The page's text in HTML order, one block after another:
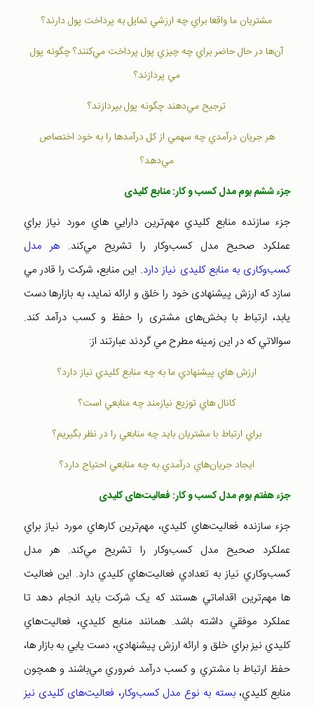
مشتريان ما واقعا براي چه ارزشي تمايل به پرداخت پول دارند؟
آن‌ها در حال حاضر براي چه چيزي پول پرداخت مي‌کنند؟ چگونه پول
مي پردازند؟
ترجيح مي‌دهند چگونه پول بپردازند؟
هر جريان درآمدي چه سهمي از کل درآمدها را به خود اختصاص
مي‌دهد؟
جزء ششم بوم مدل کسب و کار: منابع کليدی
جزء سازنده منابع کليدي مهم‌ترين دارايي هاي مورد نياز براي
عملکرد صحيح مدل کسب‌وکار را تشريح مي‌کند.هر مدل
کسب‌وکاری به منابع کليدی نياز دارد. اين منابع، شرکت را قادر مي
سازد که ارزش پيشنهادی خود را خلق و ارائه نمايد، به بازارها دست
يابد، ارتباط با بخش‌های مشتری را حفظ و کسب درآمد کند.
سوالاتي که در اين زمينه مطرح مي گردند عبارتند از:
ارزش هاي پيشنهادي ما به چه منابع کليدي نياز دارد؟
کانال هاي توزيع نيازمند چه منابعي است؟
براي ارتباط با مشتريان بايد چه منابعي را در نظر بگيريم؟
ايجاد جريان‌هاي درآمدي به چه منابعي احتياج دارد؟
جزء هفتم بوم مدل کسب و کار: فعاليت‌های کليدی
جزء سازنده فعاليت‌هاي کليدي، مهم‌ترين کارهاي مورد نياز براي
عملکرد صحيح مدل کسب‌وکار را تشريح مي‌کند. هر مدل
کسب‌وکاري نياز به تعدادي فعاليت‌هاي کليدي دارد. اين فعاليت
ها مهم‌ترين اقداماتي هستند که يک شرکت بايد انجام دهد تا
عملکرد موفقي داشته باشد. همانند منابع کليدي، فعاليت‌هاي
کليدي نيز براي خلق و ارائه ارزش پيشنهادي، دست يابي به بازار ها،
حفظ ارتباط با مشتري و کسب درآمد ضروري مي‌باشند و همچون
منابع کليدي،بسته به نوع مدل کسب‌وکار، فعاليت‌های کليدی نيز